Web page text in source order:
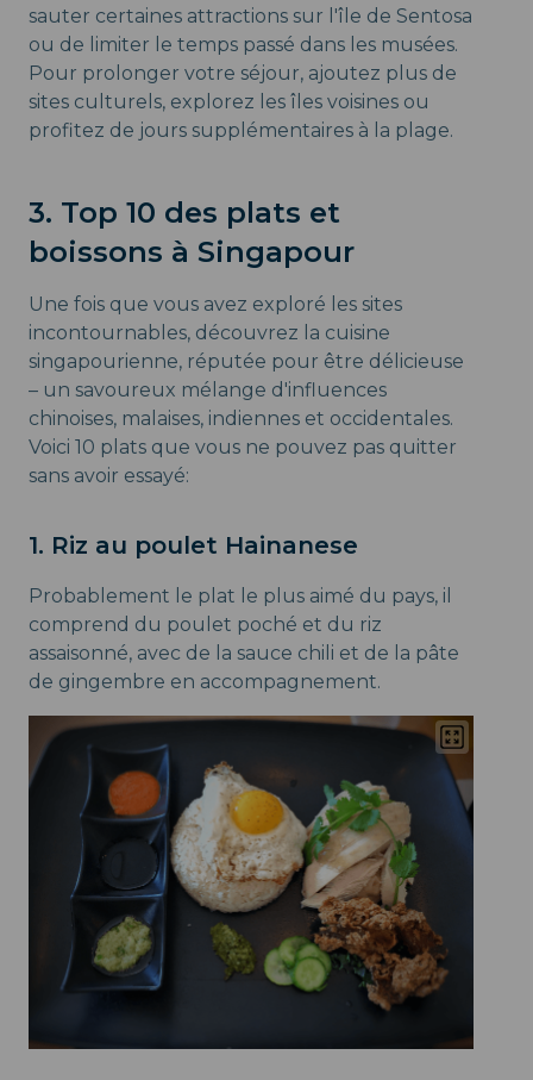
sauter certaines attractions sur l'île de Sentosa
ou de limiter le temps passé dans les musées.
Pour prolonger votre séjour, ajoutez plus de
sites culturels, explorez les îles voisines ou
profitez de jours supplémentaires à la plage.
3. Top 10 des plats et
boissons à Singapour
Une fois que vous avez exploré les sites
incontournables, découvrez la cuisine
singapourienne, réputée pour être délicieuse
– un savoureux mélange d'influences
chinoises, malaises, indiennes et occidentales.
Voici 10 plats que vous ne pouvez pas quitter
sans avoir essayé:
1. Riz au poulet Hainanese
Probablement le plat le plus aimé du pays, il
comprend du poulet poché et du riz
assaisonné, avec de la sauce chili et de la pâte
de gingembre en accompagnement.